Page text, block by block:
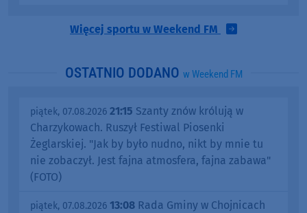
Więcej sportu w Weekend FM
OSTATNIO DODANO w Weekend FM
piątek, 07.08.2026 21:15 Szanty znów królują w
Charzykowach. Ruszył Festiwal Piosenki
Żeglarskiej. "Jak by było nudno, nikt by mnie tu
nie zobaczył. Jest fajna atmosfera, fajna zabawa"
(FOTO)
piątek, 07.08.2026 13:08 Rada Gminy w Chojnicach